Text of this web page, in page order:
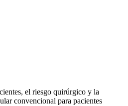
el riesgo quirúrgico y la
convencional para pacientes